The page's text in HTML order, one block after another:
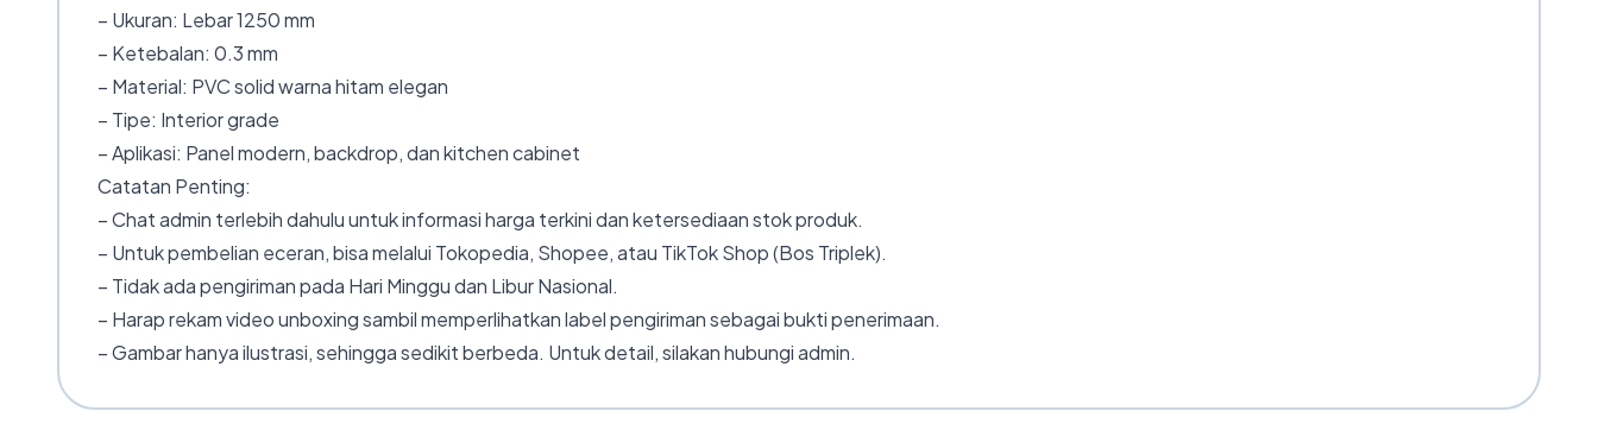
– Ukuran: Lebar 1250 mm
– Ketebalan: 0.3 mm
– Material: PVC solid warna hitam elegan
– Tipe: Interior grade
– Aplikasi: Panel modern, backdrop, dan kitchen cabinet
Catatan Penting:
– Chat admin terlebih dahulu untuk informasi harga terkini dan ketersediaan stok produk.
– Untuk pembelian eceran, bisa melalui Tokopedia, Shopee, atau TikTok Shop (Bos Triplek).
– Tidak ada pengiriman pada Hari Minggu dan Libur Nasional.
– Harap rekam video unboxing sambil memperlihatkan label pengiriman sebagai bukti penerimaan.
– Gambar hanya ilustrasi, sehingga sedikit berbeda. Untuk detail, silakan hubungi admin.